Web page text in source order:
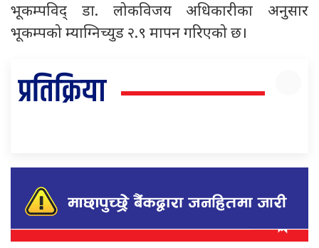
भूकम्पविद् डा. लोकविजय अधिकारीका अनुसार
भूकम्पको म्याग्निच्युड २.९ मापन गरिएको छ।
प्रतिक्रिया